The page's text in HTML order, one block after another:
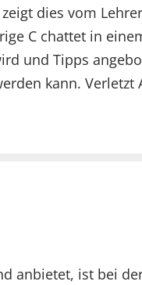
dies vom Lehrer
C chattet in
und Tipps
kann. Verletzt
anbietet, ist bei